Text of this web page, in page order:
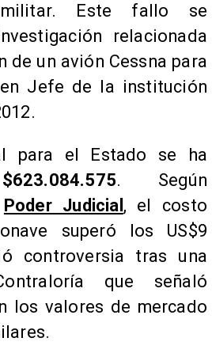
militar. Este fallo se
relacionada
de un avión Cessna para
Jefe de la institución
para el Estado se ha
$623.084.575. Según
Poder Judicial , el costo
superó los US$9
controversia tras una
que señaló
los valores de mercado